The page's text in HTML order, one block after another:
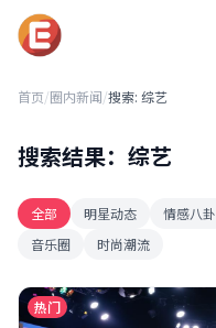
首页/圈内新闻/搜索: 综艺
搜索结果：综艺
全部 明星动态 情感八卦
音乐圈
时尚潮流
热门